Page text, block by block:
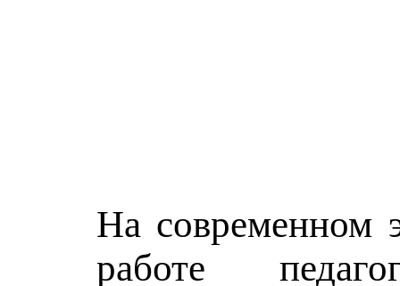
На современном
работе